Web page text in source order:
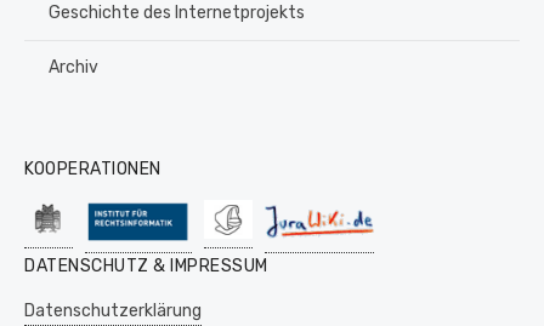
Geschichte des Internetprojekts
Archiv
KOOPERATIONEN
DATENSCHUTZ & IMPRESSUM
Datenschutzerklärung